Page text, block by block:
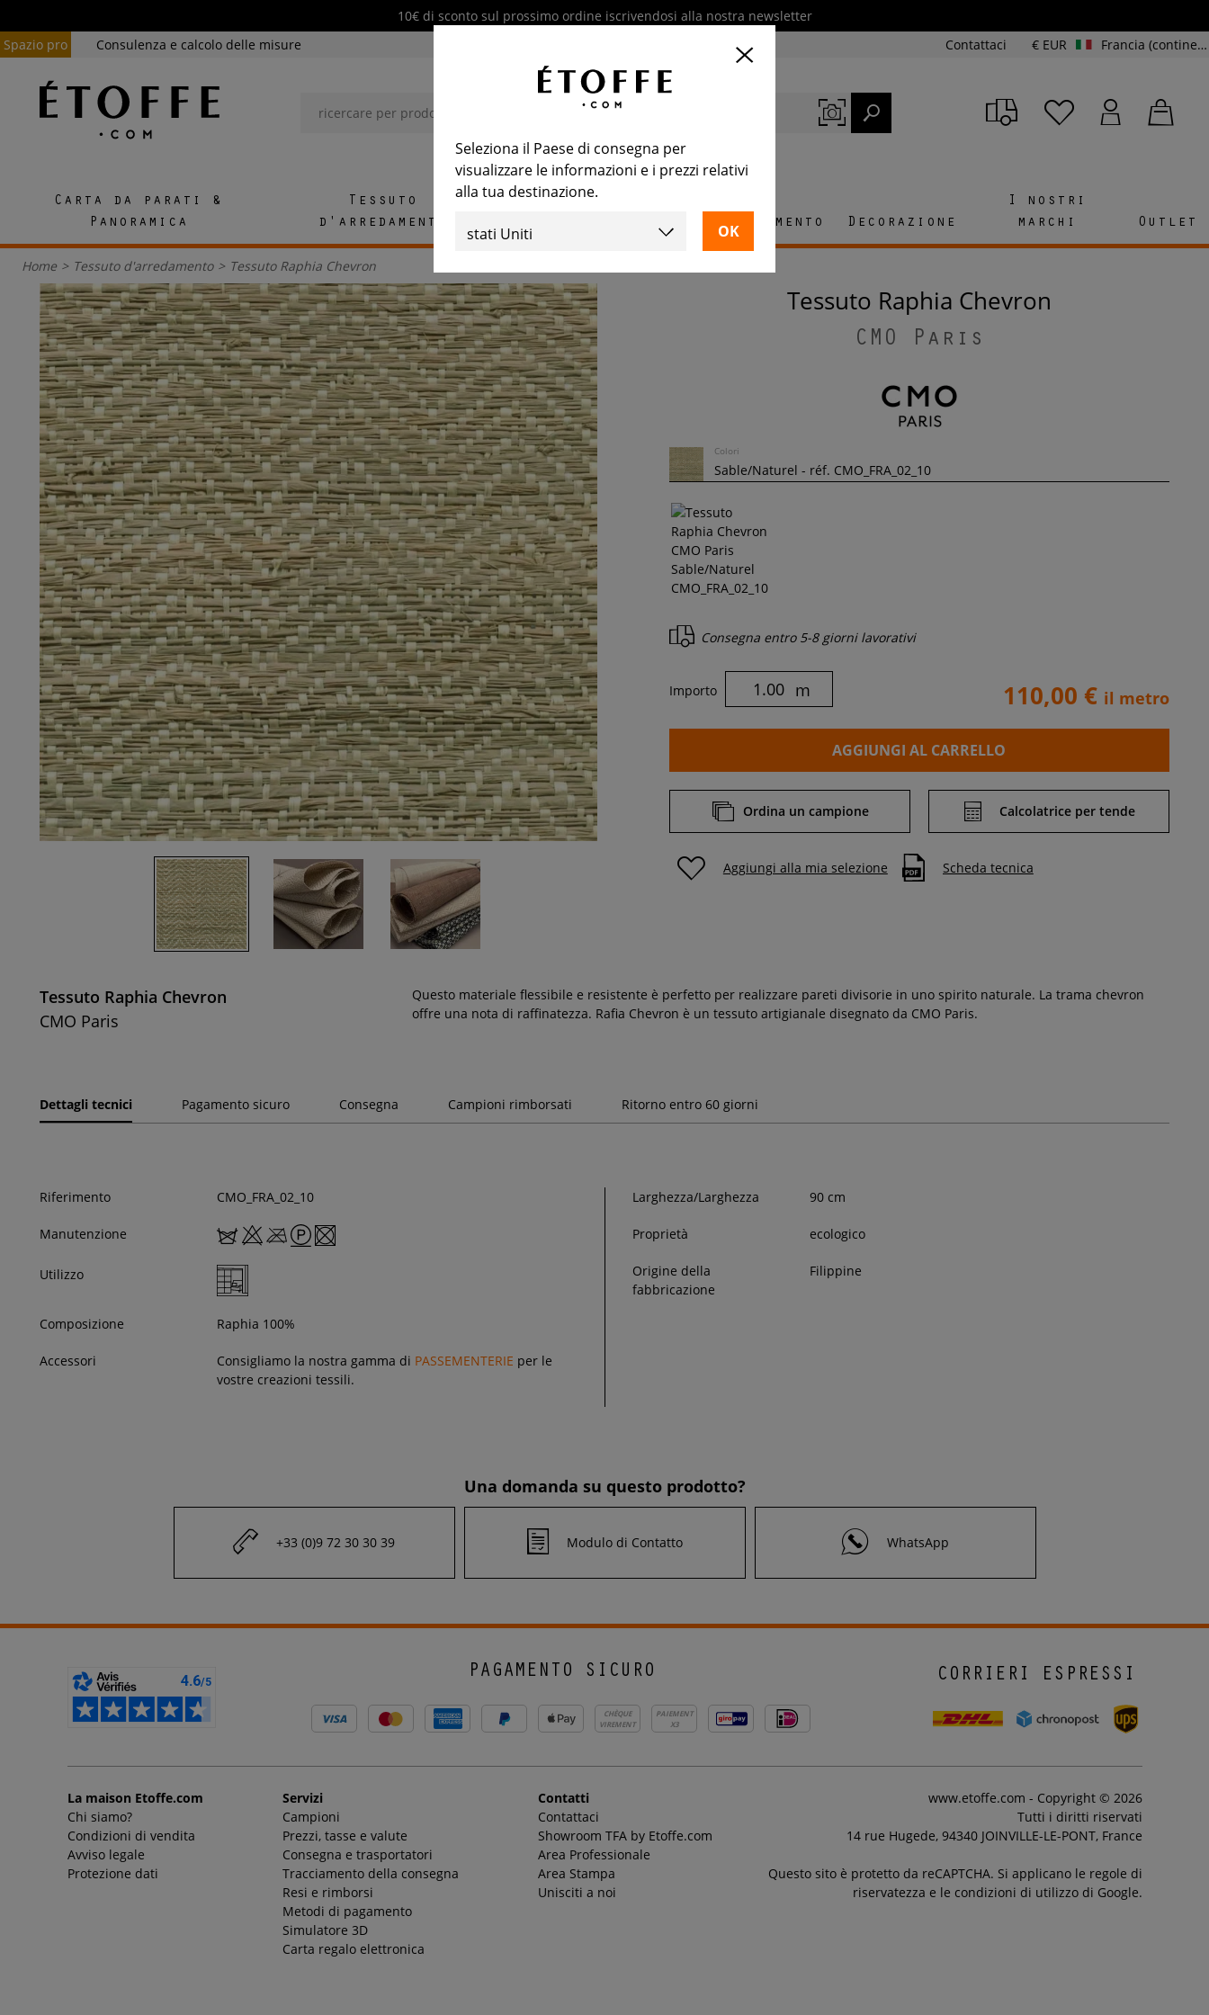
10€ di sconto sul prossimo ordine iscrivendosi alla nostra newsletter
Spazio pro
Consulenza e calcolo delle misure Contattaci € EUR Francia (continente e Corsica)
Carta da parati &
Panoramica
Tessuto
d'arredamento
Arredamento Decorazione
I nostri
marchi
Outlet
Home > Tessuto d'arredamento > Tessuto Raphia Chevron
Tessuto Raphia Chevron
CMO Paris
Colori
Consegna entro 5-8 giorni lavorativi
Importo m 110,00 € il metro
AGGIUNGI AL CARRELLO
Ordina un campione Calcolatrice per tende
Aggiungi alla mia selezione Scheda tecnica
Tessuto Raphia Chevron
CMO Paris
Questo materiale flessibile e resistente è perfetto per realizzare pareti divisorie in uno spirito naturale. La trama chevron
offre una nota di raffinatezza. Rafia Chevron è un tessuto artigianale disegnato da CMO Paris.
Dettagli tecnici Pagamento sicuro Consegna Campioni rimborsati Ritorno entro 60 giorni
Riferimento CMO_FRA_02_10
Manutenzione
Utilizzo
Composizione Raphia 100%
Accessori Consigliamo la nostra gamma di PASSEMENTERIE per le
vostre creazioni tessili.
Larghezza/Larghezza 90 cm
Proprietà ecologico
Origine della
fabbricazione
Filippine
Una domanda su questo prodotto?
+33 (0)9 72 30 30 39 Modulo di Contatto WhatsApp
PAGAMENTO SICURO
CHÈQUE
VIREMENT
PAIEMENT
X3
CORRIERI ESPRESSI
La maison Etoffe.com
Chi siamo?
Condizioni di vendita
Avviso legale
Protezione dati
Servizi
Campioni
Prezzi, tasse e valute
Consegna e trasportatori
Tracciamento della consegna
Resi e rimborsi
Metodi di pagamento
Simulatore 3D
Carta regalo elettronica
Contatti
Contattaci
Showroom TFA by Etoffe.com
Area Professionale
Area Stampa
Unisciti a noi
www.etoffe.com - Copyright © 2026
Tutti i diritti riservati
14 rue Hugede, 94340 JOINVILLE-LE-PONT, France
Questo sito è protetto da reCAPTCHA. Si applicano le regole di
riservatezza e le condizioni di utilizzo di Google.
Seleziona il Paese di consegna per
visualizzare le informazioni e i prezzi relativi
alla tua destinazione.